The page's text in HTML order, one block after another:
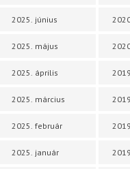
2025. június
2025. május
2025. április
2025. március
2025. február
2025. január